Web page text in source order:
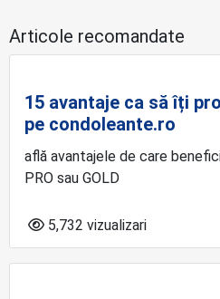
Articole recomandate
15 avantaje ca să îți
pe condoleante.ro
află avantajele de care
PRO sau GOLD
5,732 vizualizari